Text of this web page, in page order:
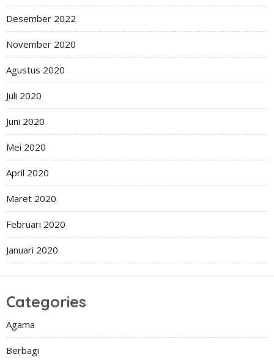
Desember 2022
November 2020
Agustus 2020
Juli 2020
Juni 2020
Mei 2020
April 2020
Maret 2020
Februari 2020
Januari 2020
Categories
Agama
Berbagi